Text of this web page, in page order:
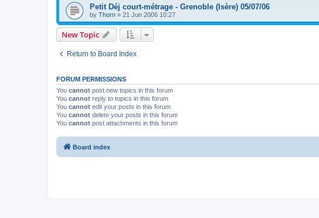
Petit Déj court-métrage - Grenoble (Isère) 05/07/06
by Thorn » 21 Jun 2006 10:27
New Topic
Return to Board Index
FORUM PERMISSIONS
You cannot post new topics in this forum
You cannot reply to topics in this forum
You cannot edit your posts in this forum
You cannot delete your posts in this forum
You cannot post attachments in this forum
Board index